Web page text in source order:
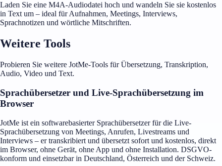
Laden Sie eine M4A-Audiodatei hoch und wandeln Sie sie kostenlos
in Text um – ideal für Aufnahmen, Meetings, Interviews,
Sprachnotizen und wörtliche Mitschriften.
Weitere Tools
Probieren Sie weitere JotMe-Tools für Übersetzung, Transkription,
Audio, Video und Text.
Sprachübersetzer und Live-Sprachübersetzung im
Browser
JotMe ist ein softwarebasierter Sprachübersetzer für die Live-
Sprachübersetzung von Meetings, Anrufen, Livestreams und
Interviews – er transkribiert und übersetzt sofort und kostenlos, direkt
im Browser, ohne Gerät, ohne App und ohne Installation. DSGVO-
konform und einsetzbar in Deutschland, Österreich und der Schweiz.